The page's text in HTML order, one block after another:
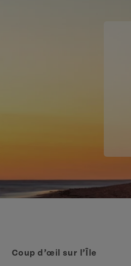
Coup d’œil sur l’Île